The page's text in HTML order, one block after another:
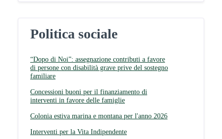
Politica sociale
“Dopo di Noi”: assegnazione contributi a favore
di persone con disabilità grave prive del sostegno
familiare
Concessioni buoni per il finanziamento di
interventi in favore delle famiglie
Colonia estiva marina e montana per l'anno 2026
Interventi per la Vita Indipendente